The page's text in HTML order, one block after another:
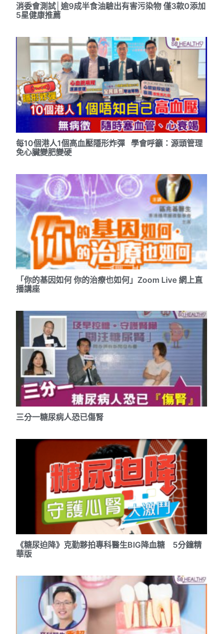
消委會測試│逾9成半食油驗出有害污染物 僅3款0添加
5星健康推薦
每10個港人1個高血壓隱形炸彈 學會呼籲：源頭管理
免心臟變肥變硬
「你的基因如何 你的治療也如何」Zoom Live 網上直
播講座
三分一糖尿病人恐已傷腎
《糖尿迫降》克勤夥拍專科醫生BIG降血糖 5分鐘精
華版